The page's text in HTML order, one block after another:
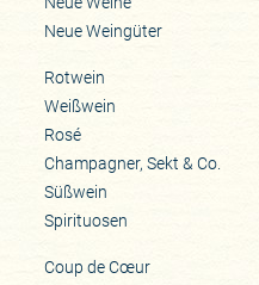
Neue Weingüter
Rotwein
Weißwein
Rosé
Champagner, Sekt & Co.
Süßwein
Spirituosen
Coup de Cœur